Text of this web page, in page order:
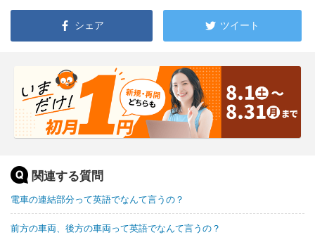
シェア ツイート
関連する質問
電車の連結部分って英語でなんて言うの？
前方の車両、後方の車両って英語でなんて言うの？